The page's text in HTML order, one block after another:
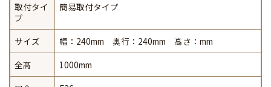
取付タイ
プ
簡易取付タイプ
サイズ
幅：240mm 奥行：240mm 高さ：mm
全高
1000mm